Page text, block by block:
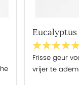
Frisse geur
vrijer te